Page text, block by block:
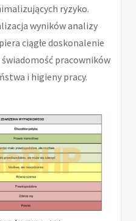
ryzyko.
wyników analizy
ciągłe doskonalenie
pracowników
i higieny pracy.